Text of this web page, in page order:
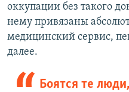
оккупации без такого
нему привязаны
медицинский сервис,
далее.
Боятся те